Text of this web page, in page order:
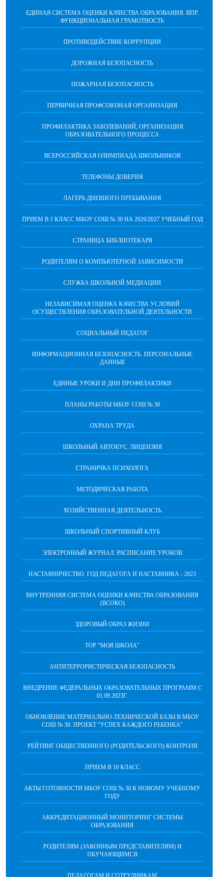
ЕДИНАЯ СИСТЕМА ОЦЕНКИ КАЧЕСТВА ОБРАЗОВАНИЯ. ВПР.
ФУНКЦИОНАЛЬНАЯ ГРАМОТНОСТЬ
ПРОТИВОДЕЙСТВИЕ КОРРУПЦИИ
ДОРОЖНАЯ БЕЗОПАСНОСТЬ
ПОЖАРНАЯ БЕЗОПАСНОСТЬ
ПЕРВИЧНАЯ ПРОФСОЮЗНАЯ ОРГАНИЗАЦИЯ
ПРОФИЛАКТИКА ЗАБОЛЕВАНИЙ, ОРГАНИЗАЦИЯ
ОБРАЗОВАТЕЛЬНОГО ПРОЦЕССА
ВСЕРОССИЙСКАЯ ОЛИМПИАДА ШКОЛЬНИКОВ
ТЕЛЕФОНЫ ДОВЕРИЯ
ЛАГЕРЬ ДНЕВНОГО ПРЕБЫВАНИЯ
ПРИЕМ В 1 КЛАСС МБОУ СОШ № 30 НА 2026/2027 УЧЕБНЫЙ ГОД
СТРАНИЦА БИБЛИОТЕКАРЯ
РОДИТЕЛЯМ О КОМПЬЮТЕРНОЙ ЗАВИСИМОСТИ
СЛУЖБА ШКОЛЬНОЙ МЕДИАЦИИ
НЕЗАВИСИМАЯ ОЦЕНКА КАЧЕСТВА УСЛОВИЙ
ОСУЩЕСТВЛЕНИЯ ОБРАЗОВАТЕЛЬНОЙ ДЕЯТЕЛЬНОСТИ
СОЦИАЛЬНЫЙ ПЕДАГОГ
ИНФОРМАЦИОННАЯ БЕЗОПАСНОСТЬ. ПЕРСОНАЛЬНЫЕ
ДАННЫЕ
ЕДИНЫЕ УРОКИ И ДНИ ПРОФИЛАКТИКИ
ПЛАНЫ РАБОТЫ МБОУ СОШ № 30
ОХРАНА ТРУДА
ШКОЛЬНЫЙ АВТОБУС. ЛИЦЕНЗИЯ
СТРАНИЧКА ПСИХОЛОГА
МЕТОДИЧЕСКАЯ РАБОТА
ХОЗЯЙСТВЕННАЯ ДЕЯТЕЛЬНОСТЬ
ШКОЛЬНЫЙ СПОРТИВНЫЙ КЛУБ
ЭЛЕКТРОННЫЙ ЖУРНАЛ. РАСПИСАНИЕ УРОКОВ
НАСТАВНИЧЕСТВО. ГОД ПЕДАГОГА И НАСТАВНИКА - 2023
ВНУТРЕННЯЯ СИСТЕМА ОЦЕНКИ КАЧЕСТВА ОБРАЗОВАНИЯ
(ВСОКО)
ЗДОРОВЫЙ ОБРАЗ ЖИЗНИ
ТОР "МОЯ ШКОЛА"
АНТИТЕРРОРИСТИЧЕСКАЯ БЕЗОПАСНОСТЬ
ВНЕДРЕНИЕ ФЕДЕРАЛЬНЫХ ОБРАЗОВАТЕЛЬНЫХ ПРОГРАММ С
01.09.2023Г.
ОБНОВЛЕНИЕ МАТЕРИАЛЬНО-ТЕХНИЧЕСКОЙ БАЗЫ В МБОУ
СОШ № 30. ПРОЕКТ "УСПЕХ КАЖДОГО РЕБЕНКА"
РЕЙТИНГ ОБЩЕСТВЕННОГО (РОДИТЕЛЬСКОГО) КОНТРОЛЯ
ПРИЕМ В 10 КЛАСС
АКТЫ ГОТОВНОСТИ МБОУ СОШ № 30 К НОВОМУ УЧЕБНОМУ
ГОДУ
АККРЕДИТАЦИОННЫЙ МОНИТОРИНГ СИСТЕМЫ
ОБРАЗОВАНИЯ
РОДИТЕЛЯМ (ЗАКОННЫМ ПРЕДСТАВИТЕЛЯМ) И
ОБУЧАЮЩИМСЯ
ПЕДАГОГАМ И СОТРУДНИКАМ